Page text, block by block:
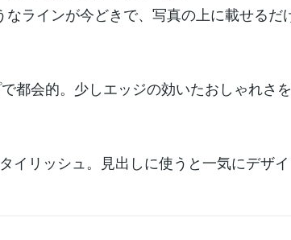
ラインが今どきで、写真の上に載せるだ
都会的。少しエッジの効いたおしゃれさ
イリッシュ。見出しに使うと一気にデザ